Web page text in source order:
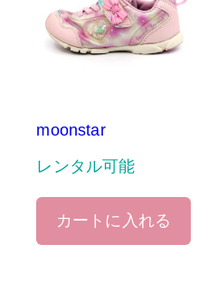
moonstar
レンタル可能
カートに入れる